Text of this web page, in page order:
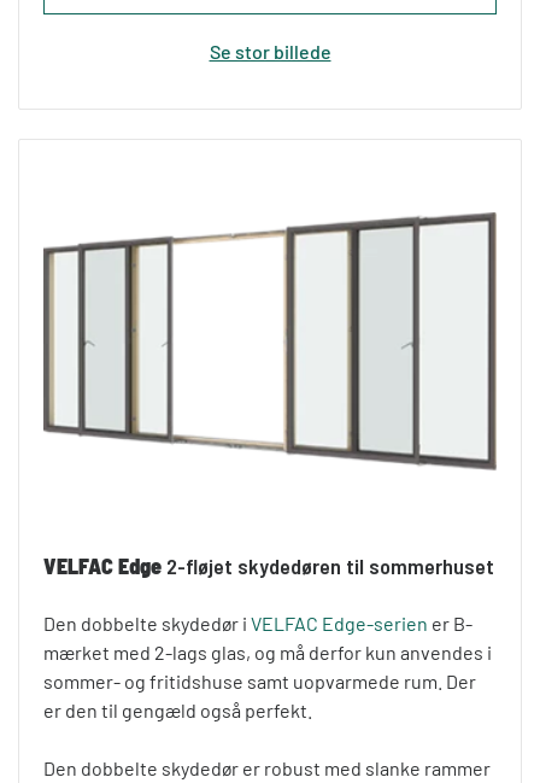
Se stor billede
VELFAC Edge 2-fløjet skydedøren til sommerhuset
Den dobbelte skydedør i VELFAC Edge-serien er B-
mærket med 2-lags glas, og må derfor kun anvendes i
sommer- og fritidshuse samt uopvarmede rum. Der
er den til gengæld også perfekt.
Den dobbelte skydedør er robust med slanke rammer